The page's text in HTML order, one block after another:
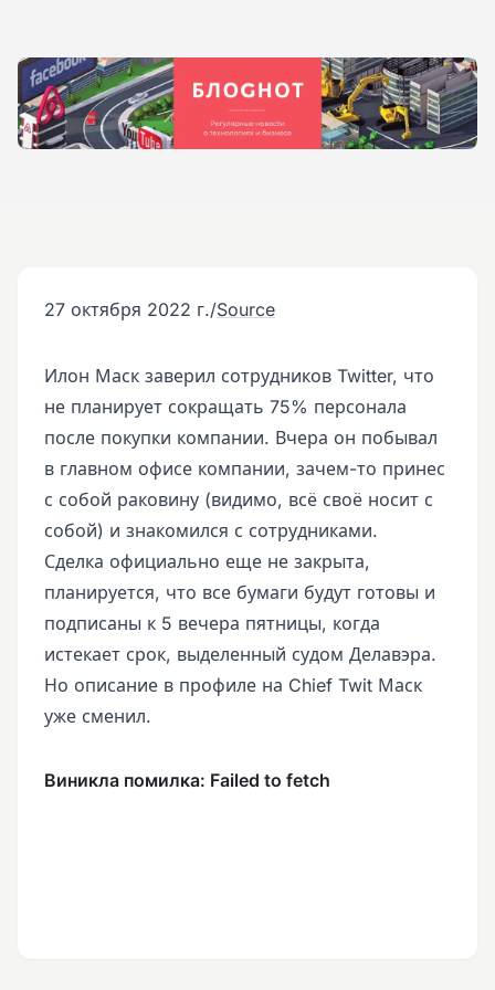
27 октября 2022 г./Source
Илон Маск заверил сотрудников Twitter, что
не планирует сокращать 75% персонала
после покупки компании. Вчера он побывал
в главном офисе компании, зачем-то принес
с собой раковину (видимо, всё своё носит с
собой) и знакомился с сотрудниками.
Сделка официально еще не закрыта,
планируется, что все бумаги будут готовы и
подписаны к 5 вечера пятницы, когда
истекает срок, выделенный судом Делавэра.
Но описание в профиле на Chief Twit Маск
уже сменил.